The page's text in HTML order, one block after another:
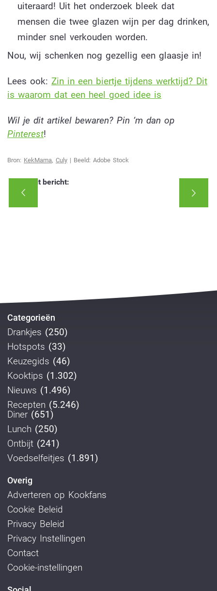
uiteraard! Uit het onderzoek bleek dat
mensen die twee glazen wijn per dag drinken,
minder snel verkouden worden.
Nou, wij schenken nog gezellig een glaasje in!
Lees ook: Zin in een biertje tijdens werktijd? Dit
is waarom dat een heel goed idee is
Wil je dit artikel bewaren? Pin ‘m dan op
Pinterest!
Bron: KekMama, Culy | Beeld: Adobe Stock
Deel dit bericht:
Categorieën
Drankjes (250)
Hotspots (33)
Keuzegids (46)
Kooktips (1.302)
Nieuws (1.496)
Recepten (5.246)
Diner (651)
Lunch (250)
Ontbijt (241)
Voedselfeitjes (1.891)
Overig
Adverteren op Kookfans
Cookie Beleid
Privacy Beleid
Privacy Instellingen
Contact
Cookie-instellingen